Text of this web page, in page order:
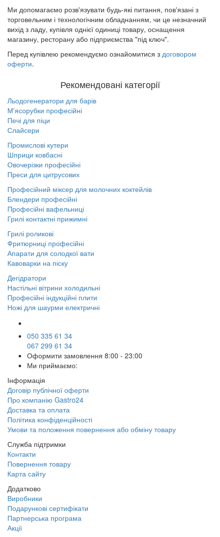
Ми допомагаємо розв'язувати будь-які питання, пов'язані з
торговельним і технологічним обладнанням, чи це незначний
вихід з ладу, купівля однієї одиниці товару, оснащення
магазину, ресторану або підприємства "під ключ".
Перед купівлею рекомендуємо ознайомитися з договором
оферти.
Рекомендовані категорії
Льодогенератори для барів
М'ясорубки професійні
Печі для піци
Слайсери
Промислові кутери
Шприци ковбасні
Овочерізки професійні
Преси для цитрусових
Професійний міксер для молочних коктейлів
Блендери професійні
Професійні вафельниці
Грилі контактні прижимні
Грилі роликові
Фритюрниці професійні
Апарати для солодкої вати
Кавоварки на піску
Дегідратори
Настільні вітрини холодильні
Професійні індукційні плити
Ножі для шаурми електричні
050 335 61 34
067 299 61 34
Оформити замовлення 8:00 - 23:00
Ми приймаємо:
Інформація
Договір публічної оферти
Про компанію Gastro24
Доставка та оплата
Політика конфіденційності
Умови та положення повернення або обміну товару
Служба підтримки
Контакти
Повернення товару
Карта сайту
Додатково
Виробники
Подарункові сертифікати
Партнерська програма
Акції